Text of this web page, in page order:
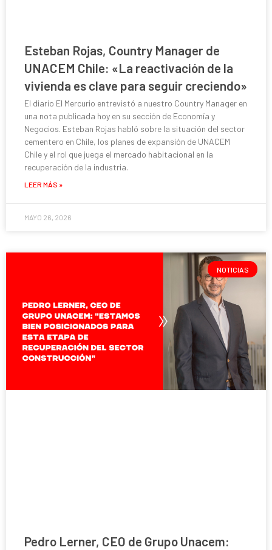
Esteban Rojas, Country Manager de
UNACEM Chile: «La reactivación de la
vivienda es clave para seguir creciendo»
El diario El Mercurio entrevistó a nuestro Country Manager en
una nota publicada hoy en su sección de Economía y
Negocios. Esteban Rojas habló sobre la situación del sector
cementero en Chile, los planes de expansión de UNACEM
Chile y el rol que juega el mercado habitacional en la
recuperación de la industria.
LEER MÁS »
MAYO 26, 2026
NOTICIAS
Pedro Lerner, CEO de Grupo Unacem: